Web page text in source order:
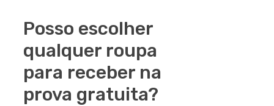
Posso escolher
qualquer roupa
para receber na
prova gratuita?